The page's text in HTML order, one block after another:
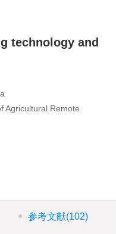
technology and
Agricultural Remote
参考文献(102)